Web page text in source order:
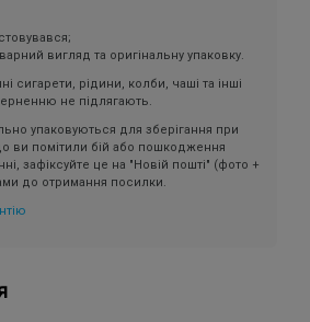
вигляд та оригінальну упаковку.
сигарети, рідини, колби, чаші та інші
не підлягають.
упаковуються для зберігання при
ви помітили бій або пошкодження
зафіксуйте це на "Новій пошті" (фото +
до отримання посилки.